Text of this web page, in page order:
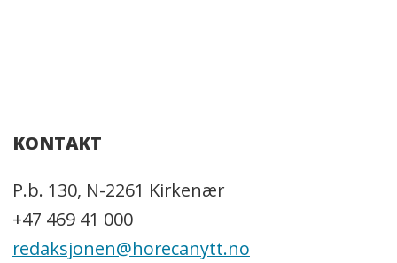
KONTAKT
P.b. 130, N-2261 Kirkenær
+47 469 41 000
redaksjonen@horecanytt.no